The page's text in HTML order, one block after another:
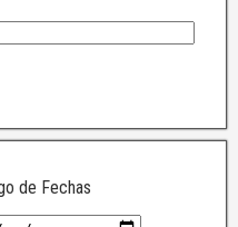
de Fechas